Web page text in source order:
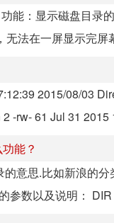
：显示磁盘目录
法在一屏显示完
2015/08/03
-rw- 61 Jul 31
能？
意思.比如新浪的
数以及说明：